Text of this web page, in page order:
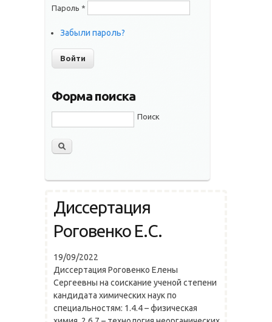
Пароль *
Забыли пароль?
Форма поиска
Поиск
Диссертация
Роговенко Е.С.
19/09/2022
Диссертация Роговенко Елены
Сергеевны на соискание ученой степени
кандидата химических наук по
специальностям: 1.4.4 – физическая